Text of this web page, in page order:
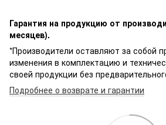
Гарантия на продукцию от
месяцев).
*Производители оставляют за собой
изменения в комплектацию и
своей продукции без
Подробнее о возврате и гарантии